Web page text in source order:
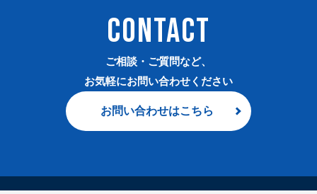
ご相談・ご質問など、
お気軽にお問い合わせください
CONTACT
お問い合わせはこちら